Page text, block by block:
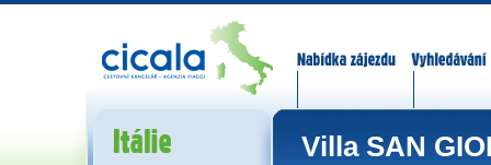
Villa SAN
Itálie